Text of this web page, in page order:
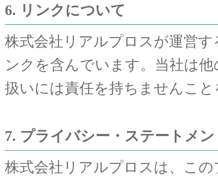
6. リンクについて
株式会社リアルプロスが運営
ンクを含んでいます。当社は
扱いには責任を持ちませんこ
7. プライバシー・ステートメ
株式会社リアルプロスは、こ